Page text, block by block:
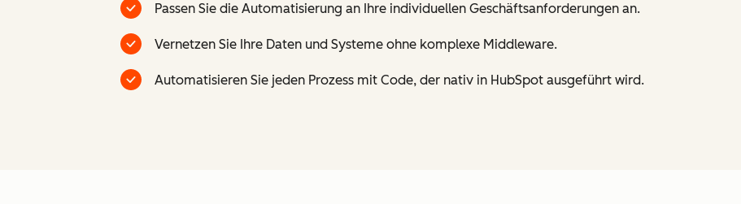
Passen Sie die Automatisierung an Ihre individuellen Geschäftsanforderungen an.
Vernetzen Sie Ihre Daten und Systeme ohne komplexe Middleware.
Automatisieren Sie jeden Prozess mit Code, der nativ in HubSpot ausgeführt wird.